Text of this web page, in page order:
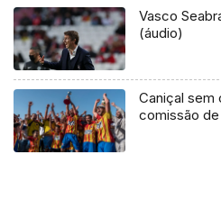
Vasco
(áudio)
Caniçal sem
comissão